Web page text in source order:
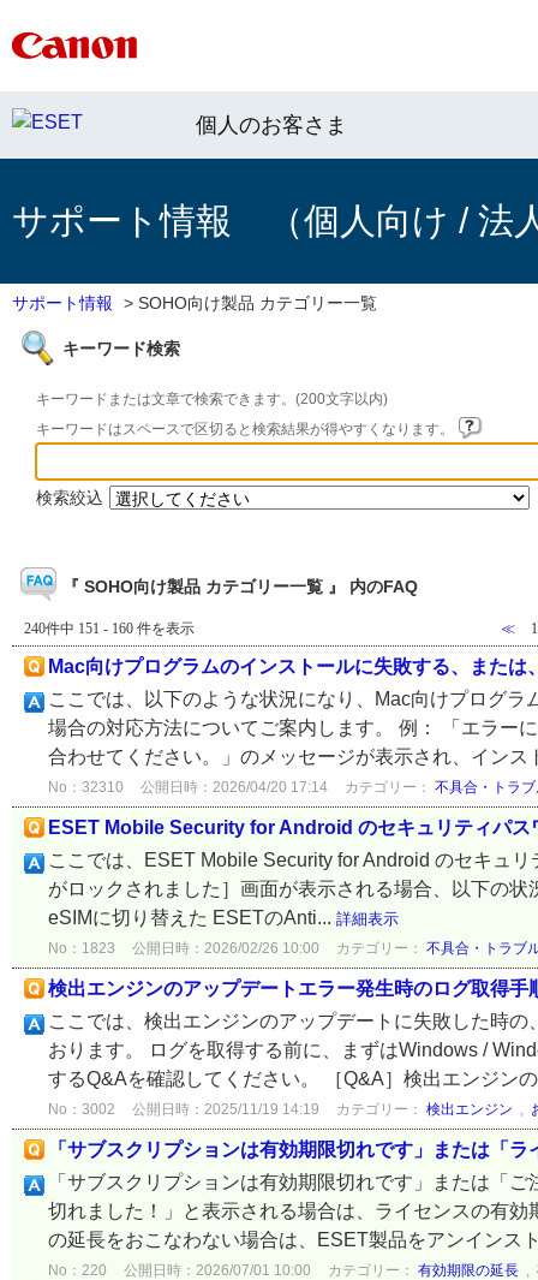
個人のお客さま
サポート情報 （個人向け / 法
サポート情報 > SOHO向け製品 カテゴリー一覧
キーワード検索
キーワードまたは文章で検索できます。(200文字以内)
キーワードはスペースで区切ると検索結果が得やすくなります。
検索絞込
『 SOHO向け製品 カテゴリー一覧 』 内のFAQ
240件中 151 - 160 件を表示 ≪
Mac向けプログラムのインストールに失敗する、また
ここでは、以下のような状況になり、Mac向けプログ
場合の対応方法についてご案内します。 例： 「エラー
合わせてください。」のメッセージが表示され、イン
No：32310 公開日時：2026/04/20 17:14 カテゴリー： 不具合・トラ
ESET Mobile Security for Android のセキュリティパス
ここでは、ESET Mobile Security for Android のセキュ
がロックされました］画面が表示される場合、以下の
eSIMに切り替えた ESETのAnti... 詳細表示
No：1823 公開日時：2026/02/26 10:00 カテゴリー： 不具合・トラブ
検出エンジンのアップデートエラー発生時のログ取得手
ここでは、検出エンジンのアップデートに失敗した時
おります。 ログを取得する前に、まずはWindows /
するQ&Aを確認してください。 ［Q&A］検出エンジン
No：3002 公開日時：2025/11/19 14:19 カテゴリー： 検出エンジン ,
「サブスクリプションは有効期限切れです」または「
「サブスクリプションは有効期限切れです」または「
切れました！」と表示される場合は、ライセンスの有
の延長をおこなわない場合は、ESET製品をアンインス
No：220 公開日時：2026/07/01 10:00 カテゴリー： 有効期限の延長 ,